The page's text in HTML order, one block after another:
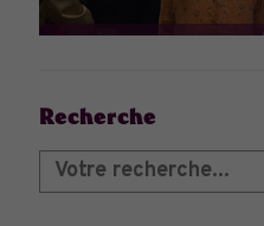
Recherche